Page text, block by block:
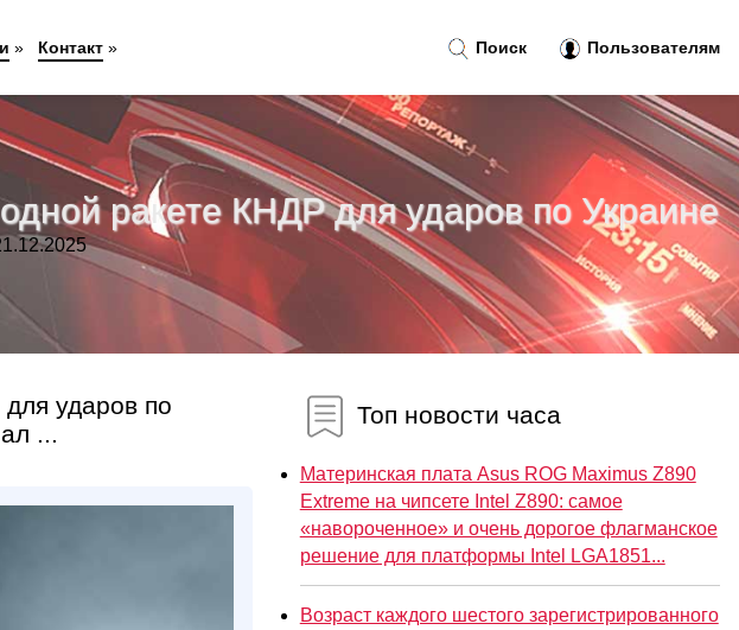
ракете КНДР для ударов по Украине
ударов по
...
Топ новости часа
Материнская плата Asus ROG Maximus Z890
Extreme на чипсете Intel Z890: самое
«навороченное» и очень дорогое флагманское
решение для платформы Intel LGA1851...
Возраст каждого шестого зарегистрированного
Поиск Пользователям
» Контакт»